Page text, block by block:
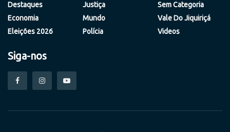
Destaques
Economia
Eleições 2026
Justiça
Mundo
Polícia
Sem Categoria
Vale Do Jiquiriçá
Videos
Siga-nos